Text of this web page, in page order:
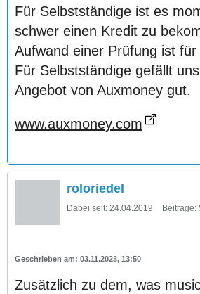
Für Selbstständige ist es
schwer einen Kredit zu
Aufwand einer Prüfung ist
Für Selbstständige gefällt
Angebot von Auxmoney gut.
www.auxmoney.com
roloriedel
Dabei seit: 24.04.2019 Beiträge:
03.11.2023, 13:50
Zusätzlich zu dem, was